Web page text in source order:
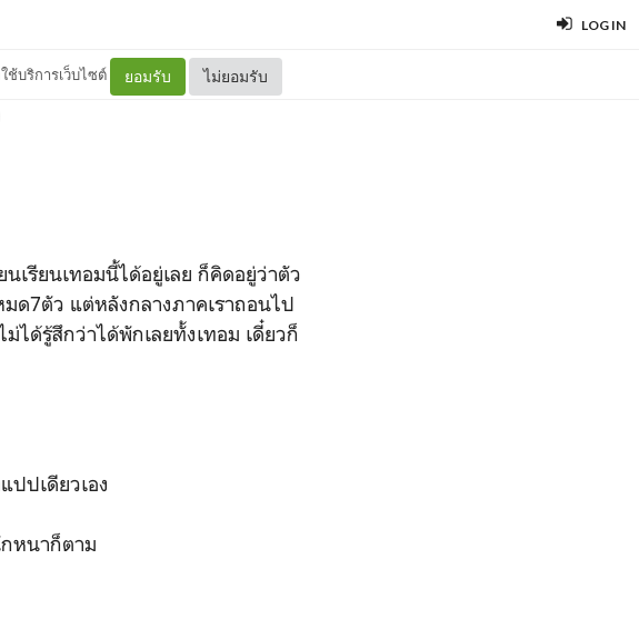
LOG IN
ช้บริการเว็บไซต์ ยอมรับ ไม่ยอมรับ
เรียนเทอมนี้ได้อยู่เลย ก็คิดอยู่ว่าตัว
มด7ตัว แต่หลังกลางภาคเราถอนไป
ด้รู้สึกว่าได้พักเลยทั้งเทอม เดี๋ยวก็
ปปเดียวเอง
หนาก็ตาม